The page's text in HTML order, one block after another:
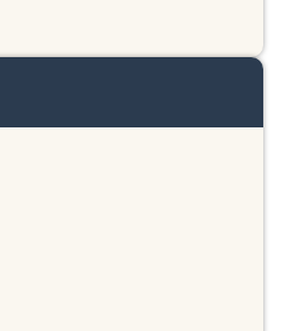
do Sul